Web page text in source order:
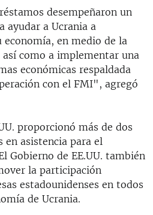
desempeñaron un
ayudar a Ucrania a
en medio de la
como a implementar una
económicas respaldada
con el FMI", agregó
proporcionó más de dos
asistencia para el
Gobierno de EE.UU. también
la participación
estadounidenses en todos
de Ucrania.